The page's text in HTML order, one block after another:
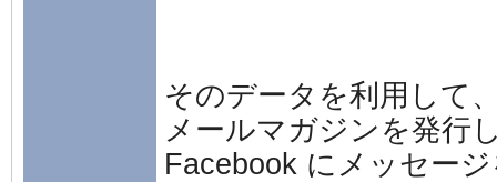
そのデータを利用して
メールマガジンを発行
Facebook にメッセー